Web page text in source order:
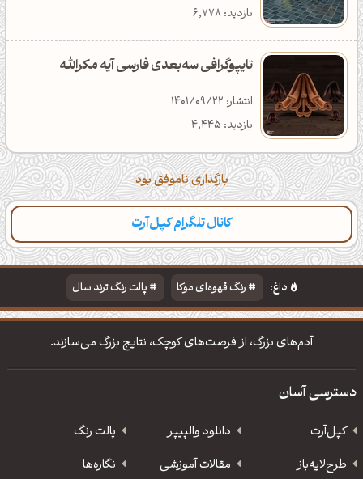
بازدید: 6,778
تایپوگرافی سه‌بعدی فارسی آیه مکرالله
انتشار: 1401/09/22
بازدید: 4,445
بارگذاری ناموفق بود
کانال تلگرام کپل‌آرت
داغ: رنگ قهوه‌ای موکا
پالت رنگ ترند سال
دانلود والپیپر مذهبی
تایپوگرافی شعر مولانا
آدم‌های بزرگ، از فرصت‌های کوچک، نتایج بزرگ می‌سازند.
دسترسی آسان
کپل‌آرت دانلود‌ والپیپر
پالت رنگ
طرح‌لایه‌باز
مقالات آموزشی
نگاره‌ها